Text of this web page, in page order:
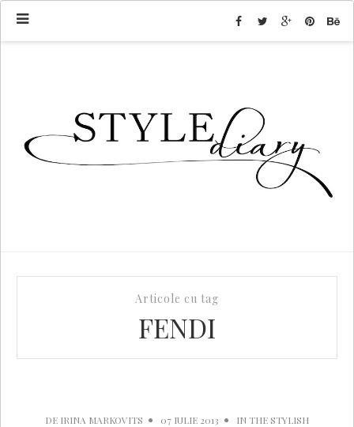
Articole cu tag
FENDI
DE IRINA MARKOVITS 07 IULIE 2013 INTHE STYLISH